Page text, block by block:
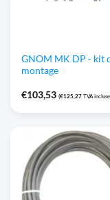
GNOM MK DP - kit
montage
€103,53 (€125,27 TVA